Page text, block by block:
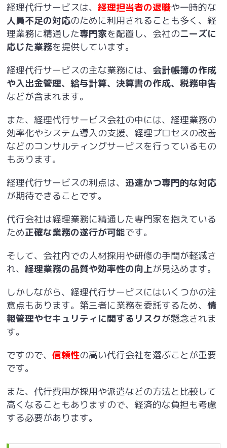
経理代行サービスは、経理担当者の退職や一時的な
人員不足の対応のために利用されることも多く、経
理業務に精通した専門家を配置し、会社のニーズに
応じた業務を提供しています。
経理代行サービスの主な業務には、 会計帳簿の作成
や入出金管理、給与計算、決算書の作成、税務申告
などが含まれます。
また、経理代行サービス会社の中には、経理業務の
効率化やシステム導入の支援、経理プロセスの改善
などのコンサルティングサービスを行っているもの
もあります。
経理代行サービスの利点は、 迅速かつ専門的な対応
が期待できることです。
代行会社は経理業務に精通した専門家を抱えている
ため正確な業務の遂行が可能です。
そして、会社内での人材採用や研修の手間が軽減さ
れ、経理業務の品質や効率性の向上が見込めます。
しかしながら、経理代行サービスにはいくつかの注
意点もあります。第三者に業務を委託するため、情
報管理やセキュリティに関するリスクが懸念されま
す。
ですので、信頼性の高い代行会社を選ぶことが重要
です。
また、代行費用が採用や派遣などの方法と比較して
高くなることもありますので、経済的な負担も考慮
する必要があります。